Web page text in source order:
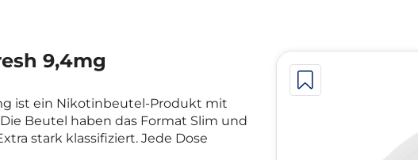
9,4mg
ist ein Nikotinbeutel-Produkt mit
Beutel haben das Format Slim und
stark klassifiziert. Jede Dose